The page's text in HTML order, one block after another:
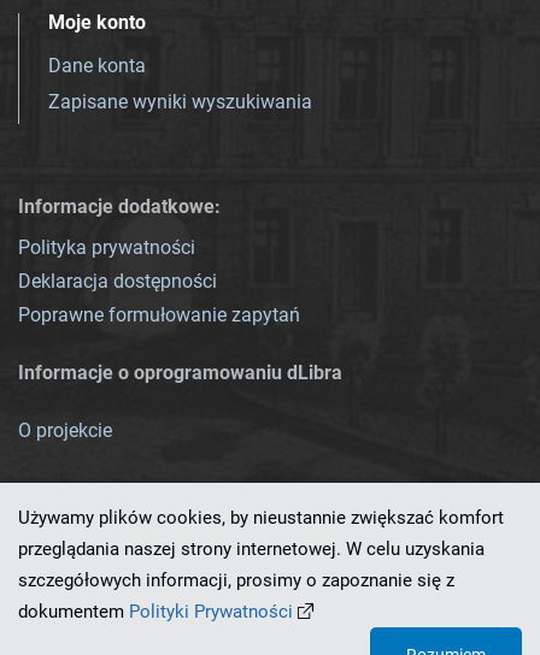
Moje konto
Dane konta
Zapisane wyniki wyszukiwania
Informacje dodatkowe:
Polityka prywatności
Deklaracja dostępności
Poprawne formułowanie zapytań
Informacje o oprogramowaniu dLibra
O projekcie
Ten serwis działa dzięki oprogramowaniu
Używamy plików cookies, by nieustannie zwiększać komfort
przeglądania naszej strony internetowej. W celu uzyskania
szczegółowych informacji, prosimy o zapoznanie się z
dokumentem Polityki Prywatności